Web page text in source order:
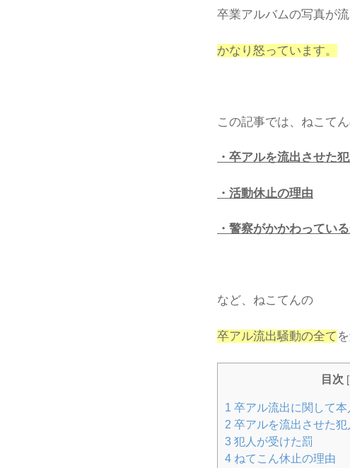
卒業アルバムの写真が
かなり怒っています。
この記事では、ねこて
・卒アルを流出させた
・活動休止の理由
・警察がかかわってい
など、ねこてんの
卒アル流出騒動の全て
目次 [
1 卒アル流出に関して
2 卒アルを流出させた犯
3 犯人が受けた罰
4 ねてこん休止の理由